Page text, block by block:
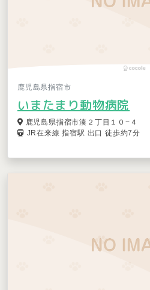
鹿児島県指宿市
いまたまり動物病院
鹿児島県指宿市湊２丁目１０−４
JR在来線 指宿駅 出口 徒歩約7分